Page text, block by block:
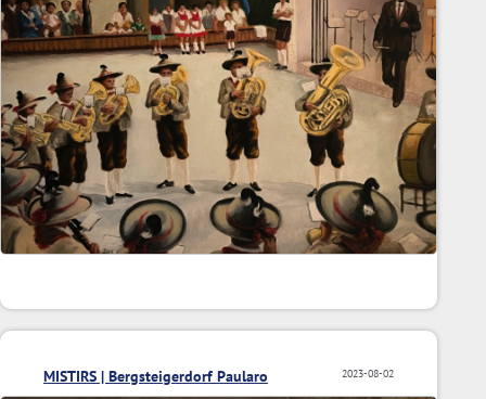
2023-08-02
MISTIRS | Bergsteigerdorf Paularo